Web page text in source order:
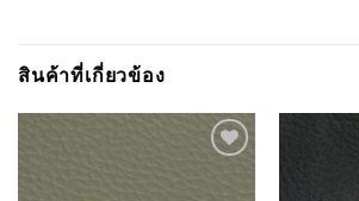
สินค้าที่เกี่ยวข้อง